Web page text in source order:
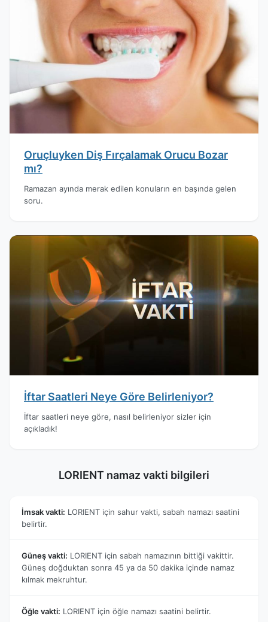
Oruçluyken Diş Fırçalamak Orucu Bozar
mı?
Ramazan ayında merak edilen konuların en başında gelen
soru.
İftar Saatleri Neye Göre Belirleniyor?
İftar saatleri neye göre, nasıl belirleniyor sizler için
açıkladık!
LORIENT namaz vakti bilgileri
İmsak vakti: LORIENT için sahur vakti, sabah namazı saatini
belirtir.
Güneş vakti: LORIENT için sabah namazının bittiği vakittir.
Güneş doğduktan sonra 45 ya da 50 dakika içinde namaz
kılmak mekruhtur.
Öğle vakti: LORIENT için öğle namazı saatini belirtir.